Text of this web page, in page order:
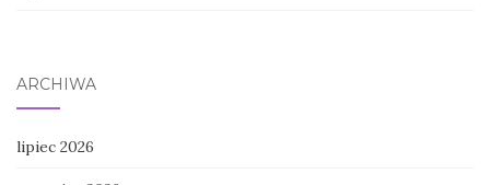
ARCHIWA
lipiec 2026